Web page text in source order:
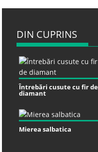
DIN CUPRINS
Întrebări cusute cu fir de
diamant
Mierea salbatica